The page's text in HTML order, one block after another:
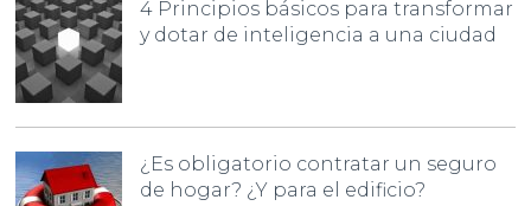
4 Principios básicos para transformar
y dotar de inteligencia a una ciudad
¿Es obligatorio contratar un seguro
de hogar? ¿Y para el edificio?